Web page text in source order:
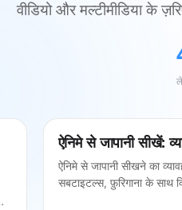
वीडियो और मल्टीमीडिया के
सीखने के तरीके
ऐनिमे से जापानी सीखें:
ऐनिमे से जापानी सीखने का
सबटाइटल्स, फ़ुरिगाना के